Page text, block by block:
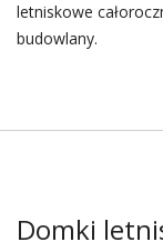
letniskowe
budowlany.
Domki